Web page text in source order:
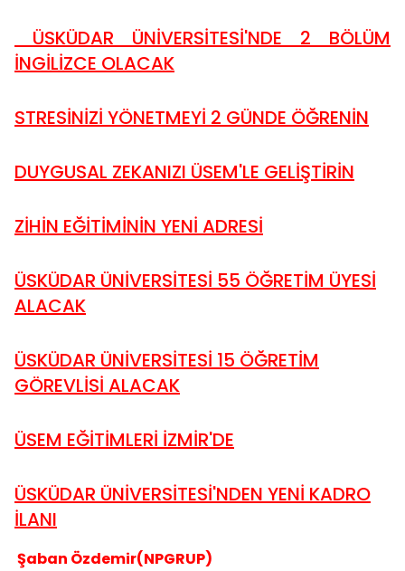
ÜSKÜDAR ÜNİVERSİTESİ'NDE 2 BÖLÜM
İNGİLİZCE OLACAK
STRESİNİZİ YÖNETMEYİ 2 GÜNDE ÖĞRENİN
DUYGUSAL ZEKANIZI ÜSEM'LE GELİŞTİRİN
ZİHİN EĞİTİMİNİN YENİ ADRESİ
ÜSKÜDAR ÜNİVERSİTESİ 55 ÖĞRETİM ÜYESİ
ALACAK
ÜSKÜDAR ÜNİVERSİTESİ 15 ÖĞRETİM
GÖREVLİSİ ALACAK
ÜSEM EĞİTİMLERİ İZMİR'DE
ÜSKÜDAR ÜNİVERSİTESİ'NDEN YENİ KADRO
İLANI
Şaban Özdemir(NPGRUP)